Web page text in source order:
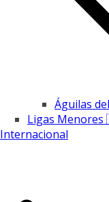
Águilas
Ligas
Internacional